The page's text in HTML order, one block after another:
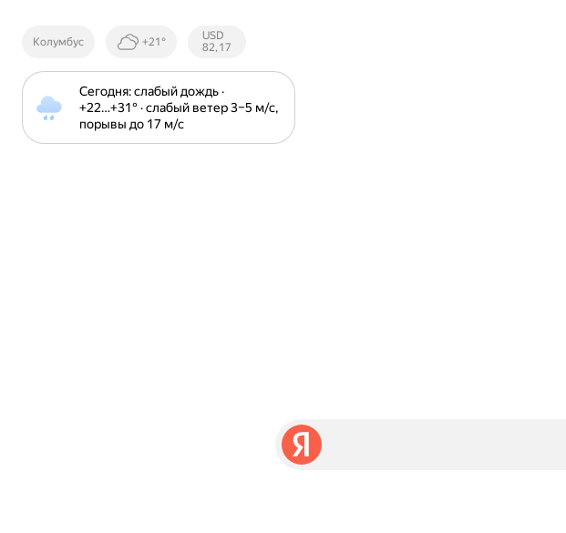
Колумбус +21°
Курсы ЦБ
РФ
USD
82,17
Сегодня: слабый дождь ·
+22⁠…⁠+31⁠° · слабый ветер 3⁠–⁠5 м⁠/⁠с,
порывы до 17 м⁠/⁠с